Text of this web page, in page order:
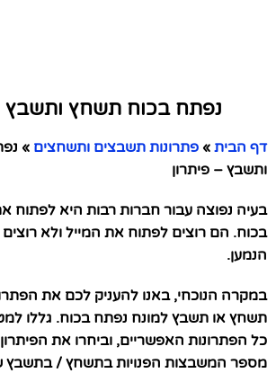
נפתח בכוח תשחץ ותשבץ
דף הבית » פתרונות תשבצים ותשחצים »
ותשבץ – פיתרון
בעיה נפוצה עבור חברות רבות היא לפתוח
בכוח. הם רוצים לפתוח את המייל ולא רוצים
הנמען.
במקרה הנוכחי, באנו להעניק לכם את
תשחץ או תשבץ למונח נפתח בכוח. גללו
כל הפתרונות האפשריים, וביחרו את
מספר המשבצות הפנויות בתשחץ / בתשבץ